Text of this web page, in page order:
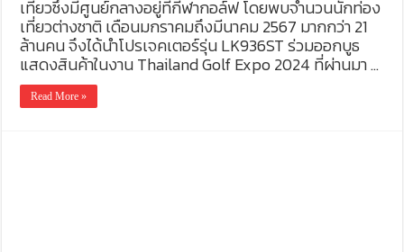
เที่ยวซึ่งมีศูนย์กลางอยู่ที่กีฬากอล์ฟ โดยพบจำนวนนักท่อง
เที่ยวต่างชาติ เดือนมกราคมถึงมีนาคม 2567 มากกว่า 21
ล้านคน จึงได้นำโปรเจคเตอร์รุ่น LK936ST ร่วมออกบูธ
แสดงสินค้าในงาน Thailand Golf Expo 2024 ที่ผ่านมา …
Read More »